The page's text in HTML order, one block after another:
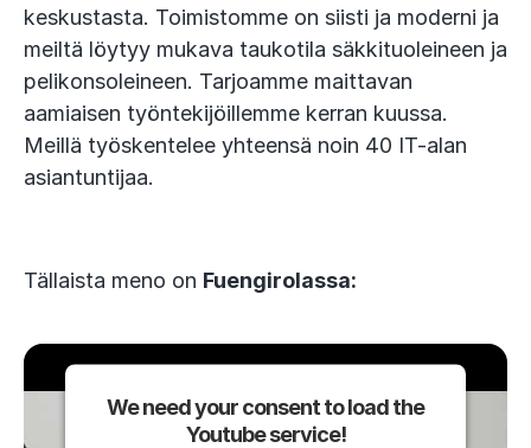
keskustasta. Toimistomme on siisti ja moderni ja
meiltä löytyy mukava taukotila säkkituoleineen ja
pelikonsoleineen. Tarjoamme maittavan
aamiaisen työntekijöillemme kerran kuussa.
Meillä työskentelee yhteensä noin 40 IT-alan
asiantuntijaa.
Tällaista meno on Fuengirolassa:
We need your consent to load the
Youtube service!